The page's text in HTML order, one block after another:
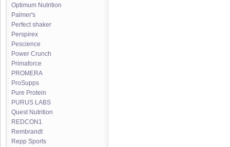
Optimum Nutrition
Palmer's
Perfect shaker
Perspirex
Pescience
Power Crunch
Primaforce
PROMERA
ProSupps
Pure Protein
PURUS LABS
Quest Nutrition
REDCON1
Rembrandt
Repp Sports